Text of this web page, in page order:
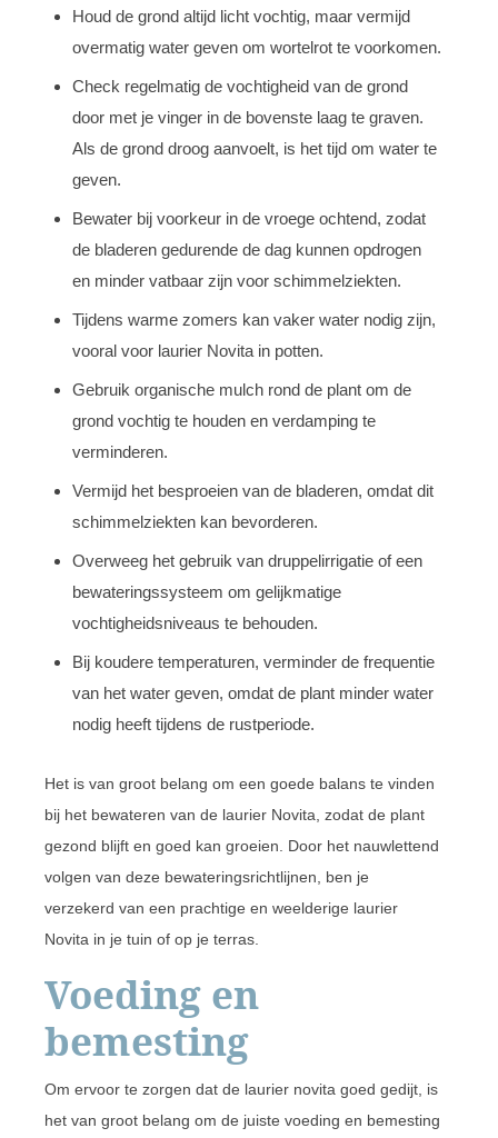
Houd de grond altijd licht vochtig, maar vermijd
overmatig water geven om wortelrot te voorkomen.
Check regelmatig de vochtigheid van de grond
door met je vinger in de bovenste laag te graven.
Als de grond droog aanvoelt, is het tijd om water te
geven.
Bewater bij voorkeur in de vroege ochtend, zodat
de bladeren gedurende de dag kunnen opdrogen
en minder vatbaar zijn voor schimmelziekten.
Tijdens warme zomers kan vaker water nodig zijn,
vooral voor laurier Novita in potten.
Gebruik organische mulch rond de plant om de
grond vochtig te houden en verdamping te
verminderen.
Vermijd het besproeien van de bladeren, omdat dit
schimmelziekten kan bevorderen.
Overweeg het gebruik van druppelirrigatie of een
bewateringssysteem om gelijkmatige
vochtigheidsniveaus te behouden.
Bij koudere temperaturen, verminder de frequentie
van het water geven, omdat de plant minder water
nodig heeft tijdens de rustperiode.
Het is van groot belang om een goede balans te vinden
bij het bewateren van de laurier Novita, zodat de plant
gezond blijft en goed kan groeien. Door het nauwlettend
volgen van deze bewateringsrichtlijnen, ben je
verzekerd van een prachtige en weelderige laurier
Novita in je tuin of op je terras.
Voeding en
bemesting
Om ervoor te zorgen dat de laurier novita goed gedijt, is
het van groot belang om de juiste voeding en bemesting